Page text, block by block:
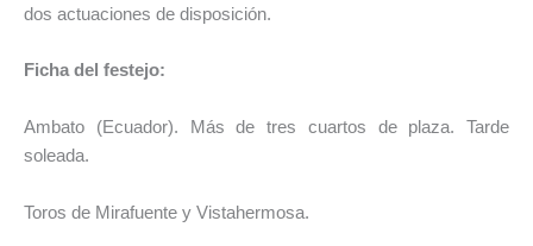
dos actuaciones de disposición.
Ficha del festejo:
Ambato (Ecuador). Más de tres cuartos de plaza. Tarde
soleada.
Toros de Mirafuente y Vistahermosa.